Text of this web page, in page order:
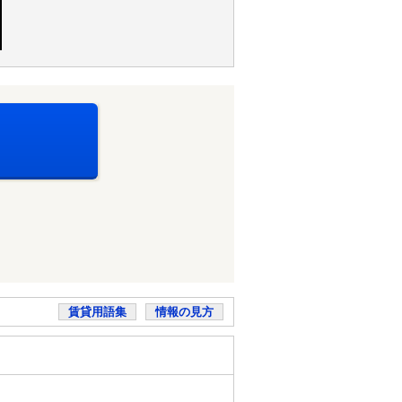
賃貸用語集 情報の見方